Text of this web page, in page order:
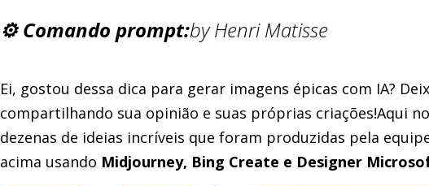
⚙️ Comando prompt:by Henri Matisse
Ei, gostou dessa dica para gerar imagens épicas com IA?
compartilhando sua opinião e suas próprias criações!Aqui
dezenas de ideias incríveis que foram produzidas pela
acima usando Midjourney, Bing Create e Designer